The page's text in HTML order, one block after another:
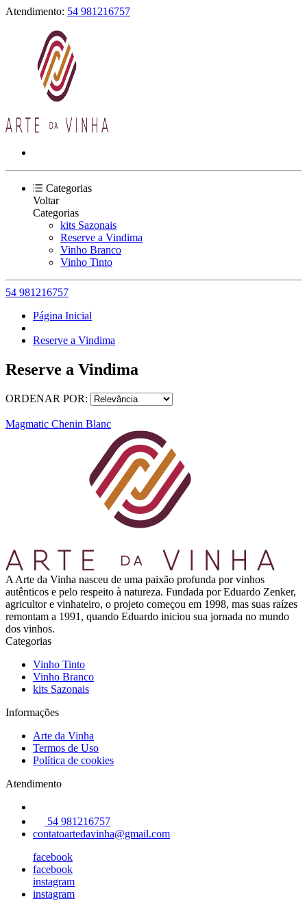
Atendimento: 54 981216757
Categorias
Voltar
Categorias
kits Sazonais
Reserve a Vindima
Vinho Branco
Vinho Tinto
54 981216757
Página Inicial
Reserve a Vindima
Reserve a Vindima
ORDENAR POR:
Magmatic Chenin Blanc
A Arte da Vinha nasceu de uma paixão profunda por vinhos
autênticos e pelo respeito à natureza. Fundada por Eduardo Zenker,
agricultor e vinhateiro, o projeto começou em 1998, mas suas raízes
remontam a 1991, quando Eduardo iniciou sua jornada no mundo
dos vinhos.
Categorias
Vinho Tinto
Vinho Branco
kits Sazonais
Informações
Arte da Vinha
Termos de Uso
Política de cookies
Atendimento
54 981216757
contatoartedavinha@gmail.com
facebook
facebook
instagram
instagram